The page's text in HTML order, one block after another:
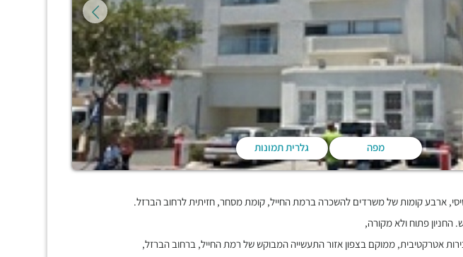
מפה גלרית תמונות
ארבע קומות של משרדים להשכרה ברמת החייל, קומת מסחר, חזיתית לרחוב הברזל.
החניון פתוח ולא מקורה,
אטרקטיבית, ממוקם בצפון אזור התעשייה המבוקש של רמת החייל, ברחוב הברזל,